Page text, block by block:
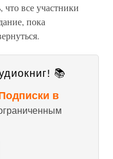
что все участники
пока
📚
в